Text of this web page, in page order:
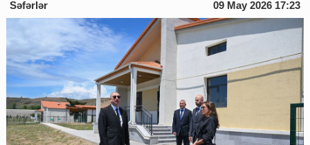
Səfərlər 09 May 2026 17:23